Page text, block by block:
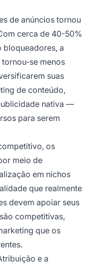
de anúncios tornou
cerca de 40-50%
bloqueadores, a
se menos
suas
de conteúdo,
nativa —
para serem
os
meio de
em nichos
que realmente
devem apoiar seus
competitivas,
que os
e a